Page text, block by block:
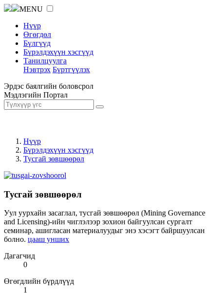
MENU
Нүүр
Өгөгдөл
Бүлгүүд
Бүрэлдэхүүн хэсгүүд
Танилцуулга
Нэвтрэх Бүртгүүлэх
Эрдэс баялгийн боловсрол
Мэдлэгийн Портал
Нүүр
Бүрэлдэхүүн хэсгүүд
Тусгай зөвшөөрөл
Тусгай зөвшөөрөл
Уул уурхайн засаглал, тусгай зөвшөөрөл (Mining Governance
and Licensing)-ийн чиглэлээр зохион байгуулсан сургалт
семинар, ашигласан материалуудыг энэ хэсэгт байршуулсан
болно. цааш унших
Дагагчид
0
Өгөгдлийн бүрдлүүд
1